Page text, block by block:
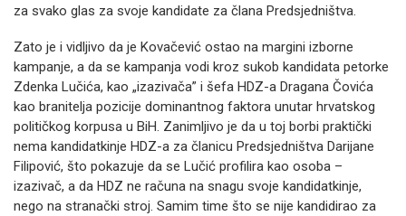
za svako glas za svoje kandidate za člana Predsjedništva.
Zato je i vidljivo da je Kovačević ostao na margini izborne
kampanje, a da se kampanja vodi kroz sukob kandidata petorke
Zdenka Lučića, kao „izazivača” i šefa HDZ-a Dragana Čovića
kao branitelja pozicije dominantnog faktora unutar hrvatskog
političkog korpusa u BiH. Zanimljivo je da u toj borbi praktički
nema kandidatkinje HDZ-a za članicu Predsjedništva Darijane
Filipović, što pokazuje da se Lučić profilira kao osoba –
izazivač, a da HDZ ne računa na snagu svoje kandidatkinje,
nego na stranački stroj. Samim time što se nije kandidirao za